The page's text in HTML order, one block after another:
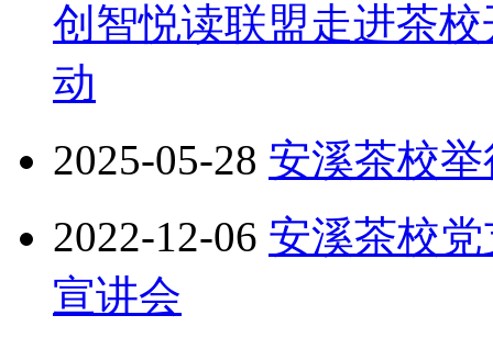
创智悦读联盟走进茶
动
2025-05-28 安溪茶校
2022-12-06 安溪茶校
宣讲会